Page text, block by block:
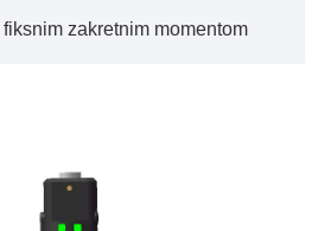
zakretnim momentom